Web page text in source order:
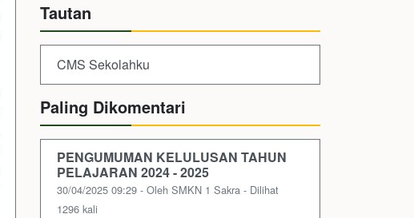
Tautan
CMS Sekolahku
Paling Dikomentari
PENGUMUMAN KELULUSAN TAHUN
PELAJARAN 2024 - 2025
30/04/2025 09:29 - Oleh SMKN 1 Sakra - Dilihat
1296 kali